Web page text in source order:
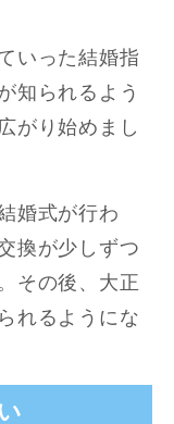
いった結婚指
知られるよう
がり始めまし
婚式が行わ
換が少しずつ
その後、大正
れるようにな